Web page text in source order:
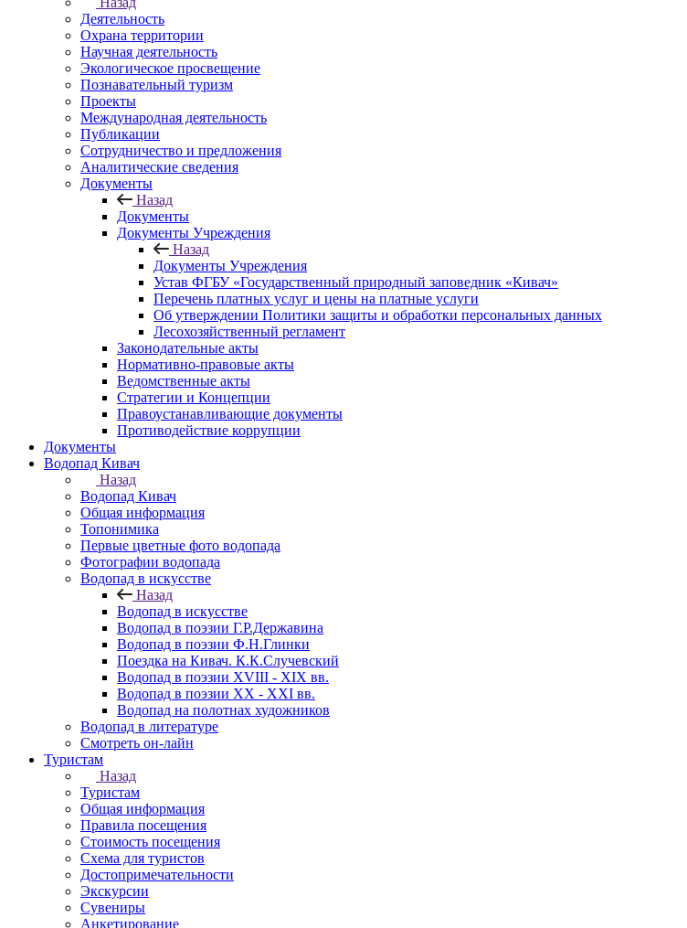
Деятельность
Охрана территории
Научная деятельность
Экологическое просвещение
Познавательный туризм
Проекты
Международная деятельность
Публикации
Сотрудничество и предложения
Аналитические сведения
Документы
Назад
Документы
Документы Учреждения
Назад
Документы Учреждения
Устав ФГБУ «Государственный природный заповедник «Кивач»
Перечень платных услуг и цены на платные услуги
Об утверждении Политики защиты и обработки персональных данных
Лесохозяйственный регламент
Законодательные акты
Нормативно-правовые акты
Ведомственные акты
Стратегии и Концепции
Правоустанавливающие документы
Противодействие коррупции
Документы
Водопад Кивач
Назад
Водопад Кивач
Общая информация
Топонимика
Первые цветные фото водопада
Фотографии водопада
Водопад в искусстве
Назад
Водопад в искусстве
Водопад в поэзии Г.Р.Державина
Водопад в поэзии Ф.Н.Глинки
Поездка на Кивач. К.К.Случевский
Водопад в поэзии XVIII - XIX вв.
Водопад в поэзии XX - XXI вв.
Водопад на полотнах художников
Водопад в литературе
Смотреть он-лайн
Туристам
Назад
Туристам
Общая информация
Правила посещения
Стоимость посещения
Схема для туристов
Достопримечательности
Экскурсии
Сувениры
Анкетирование